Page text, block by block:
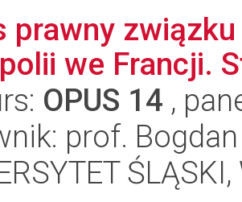
prawny
we Francji.
OPUS 14 ,
prof.